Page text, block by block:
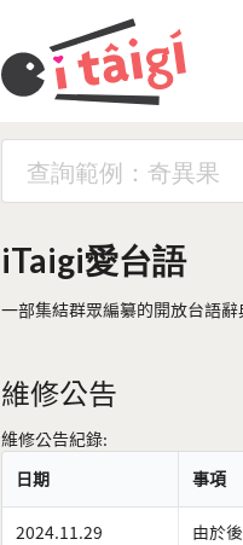
iTaigi愛台語
一部集結群眾編纂的開放台語辭
維修公告
維修公告紀錄:
日期
事項
2024.11.29 由於